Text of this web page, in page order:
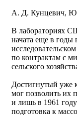
А. Д. Кунцевич, Ю.
В лабораториях
начата еще в
по контрактам с
сельского
Достигнутый уже
мог позволить их
и лишь в 1961
подготовка к